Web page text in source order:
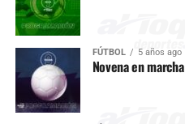
FÚTBOL 5 años ago
Novena en marcha